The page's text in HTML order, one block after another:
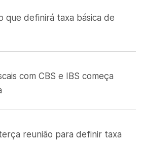
que definirá taxa básica de
com CBS e IBS começa
reunião para definir taxa